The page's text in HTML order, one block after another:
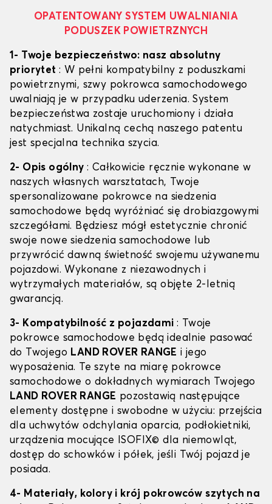
OPATENTOWANY SYSTEM UWALNIANIA
PODUSZEK POWIETRZNYCH
1- Twoje bezpieczeństwo: nasz absolutny
priorytet: W pełni kompatybilny z poduszkami
powietrznymi, szwy pokrowca samochodowego
uwalniają je w przypadku uderzenia. System
bezpieczeństwa zostaje uruchomiony i działa
natychmiast. Unikalną cechą naszego patentu
jest specjalna technika szycia.
2- Opis ogólny : Całkowicie ręcznie wykonane w
naszych własnych warsztatach, Twoje
spersonalizowane pokrowce na siedzenia
samochodowe będą wyróżniać się drobiazgowymi
szczegółami. Będziesz mógł estetycznie chronić
swoje nowe siedzenia samochodowe lub
przywrócić dawną świetność swojemu używanemu
pojazdowi. Wykonane z niezawodnych i
wytrzymałych materiałów, są objęte 2-letnią
gwarancją.
3- Kompatybilność z pojazdami : Twoje
pokrowce samochodowe będą idealnie pasować
do Twojego LAND ROVER RANGE i jego
wyposażenia. Te szyte na miarę pokrowce
samochodowe o dokładnych wymiarach Twojego
LAND ROVER RANGE pozostawią następujące
elementy dostępne i swobodne w użyciu: przejścia
dla uchwytów odchylania oparcia, podłokietniki,
urządzenia mocujące ISOFIX© dla niemowląt,
dostęp do schowków i półek, jeśli Twój pojazd je
posiada.
4- Materiały, kolory i krój pokrowców szytych na